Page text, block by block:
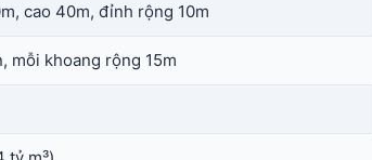
cao 40m, đỉnh rộng 10m
mỗi khoang rộng 15m